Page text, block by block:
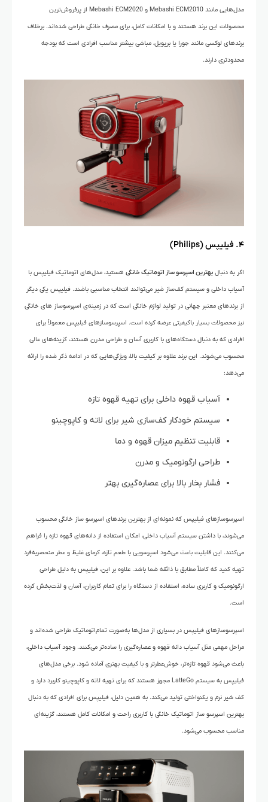
مدل‌هایی مانند Mebashi ECM2010 و Mebashi ECM2020 از پرفروش‌ترین
محصولات این برند هستند و با امکانات کامل، برای مصرف خانگی طراحی شده‌اند. برخلاف
برندهای لوکسی مانند جورا یا بریویل، مباشی بیشتر مناسب افرادی است که بودجه
محدودتری دارند.
۴. فیلیپس (Philips)
اگر به دنبال بهترین اسپرسو ساز اتوماتیک خانگی هستید، مدل‌های اتوماتیک فیلیپس با
آسیاب داخلی و سیستم کف‌ساز شیر می‌توانند انتخاب مناسبی باشند. فیلیپس یکی دیگر
از برندهای معتبر جهانی در تولید لوازم خانگی است که در زمینه‌ی اسپرسوساز های خانگی
نیز محصولات بسیار باکیفیتی عرضه کرده است. اسپرسوسازهای فیلیپس معمولاً برای
افرادی که به دنبال دستگاه‌های با کاربری آسان و طراحی مدرن هستند، گزینه‌های عالی
محسوب می‌شوند. این برند علاوه بر کیفیت بالا، ویژگی‌هایی که در ادامه ذکر شده را ارائه
می‌دهد:
آسیاب قهوه داخلی برای تهیه قهوه تازه
سیستم خودکار کف‌سازی شیر برای لاته و کاپوچینو
قابلیت تنظیم میزان قهوه و دما
طراحی ارگونومیک و مدرن
فشار بخار بالا برای عصاره‌گیری بهتر
اسپرسوسازهای فیلیپس که نمونه‌ای از بهترین برندهای اسپرسو ساز خانگی محسوب
می‌شوند، با داشتن سیستم آسیاب داخلی، امکان استفاده از دانه‌های قهوه تازه را فراهم
می‌کنند. این قابلیت باعث می‌شود اسپرسویی با طعم تازه، کرمای غلیظ و عطر منحصربه‌فرد
تهیه کنید که کاملاً مطابق با ذائقه شما باشد. علاوه بر این، فیلیپس به دلیل طراحی
ارگونومیک و کاربری ساده، استفاده از دستگاه را برای تمام کاربران، آسان و لذت‌بخش کرده
است.
اسپرسوسازهای فیلیپس در بسیاری از مدل‌ها به‌صورت تمام‌اتوماتیک طراحی شده‌اند و
مراحل مهمی مثل آسیاب دانه قهوه و عصاره‌گیری را ساده‌تر می‌کنند. وجود آسیاب داخلی،
باعث می‌شود قهوه تازه‌تر، خوش‌عطرتر و با کیفیت بهتری آماده شود. برخی مدل‌های
فیلیپس به سیستم LatteGo مجهز هستند که برای تهیه لاته و کاپوچینو کاربرد دارد و
کف شیر نرم و یکنواختی تولید می‌کند. به همین دلیل، فیلیپس برای افرادی که به دنبال
بهترین اسپرسو ساز اتوماتیک خانگی با کاربری راحت و امکانات کامل هستند، گزینه‌ای
مناسب محسوب می‌شود.